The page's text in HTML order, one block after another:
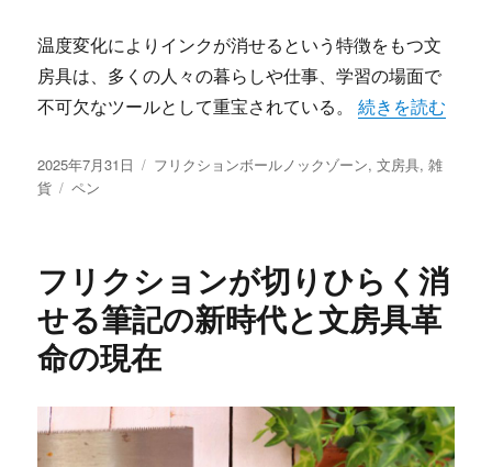
温度変化によりインクが消せるという特徴をもつ文
房具は、多くの人々の暮らしや仕事、学習の場面で
不可欠なツールとして重宝されている。“フリクション
続きを読む
投
稿
2025年7月31日
カ
フリクションボールノックゾーン,文房具,雑
貨
タ
ペン
フリクションが切りひらく消
せる筆記の新時代と文房具革
命の現在